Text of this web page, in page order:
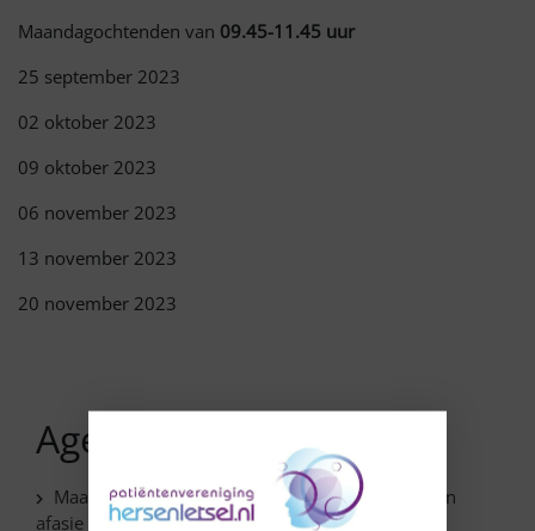
Maandagochtenden van 09.45-11.45 uur
25 september 2023
02 oktober 2023
09 oktober 2023
06 november 2023
13 november 2023
20 november 2023
Agenda
Maassluis – Schilderen voor mensen met NAH en
afasie